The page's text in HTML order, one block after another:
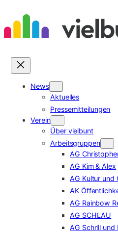
Inhalt
springen
News
Aktuelles
Pressemitteilungen
Verein
Über vielbunt
Arbeitsgruppen
AG
AG Kim & Alex
AG Kultur und
AK
AG Rainbow
AG SCHLAU
AG Schrill und